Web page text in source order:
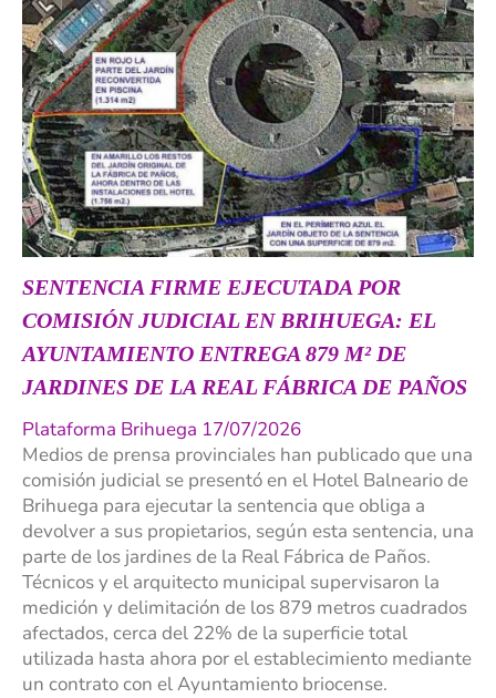
SENTENCIA FIRME EJECUTADA POR
COMISIÓN JUDICIAL EN BRIHUEGA: EL
AYUNTAMIENTO ENTREGA 879 M² DE
JARDINES DE LA REAL FÁBRICA DE PAÑOS
Plataforma Brihuega 17/07/2026
Medios de prensa provinciales han publicado que una
comisión judicial se presentó en el Hotel Balneario de
Brihuega para ejecutar la sentencia que obliga a
devolver a sus propietarios, según esta sentencia, una
parte de los jardines de la Real Fábrica de Paños.
Técnicos y el arquitecto municipal supervisaron la
medición y delimitación de los 879 metros cuadrados
afectados, cerca del 22% de la superficie total
utilizada hasta ahora por el establecimiento mediante
un contrato con el Ayuntamiento briocense.